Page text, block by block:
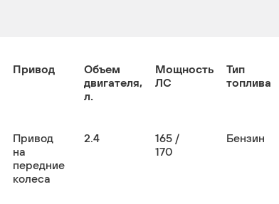
Привод
Объем
двигателя,
л.
Мощность
ЛС
Тип
топлива
Привод
на
передние
колеса
2.4
165 /
170
Бензин